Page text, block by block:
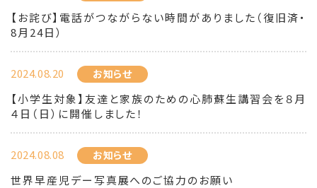
【お詫び】電話がつながらない時間がありました（復旧済・
8月24日）
2024.08.20 お知らせ
【小学生対象】友達と家族のための心肺蘇生講習会を８月
４日（日）に開催しました！
2024.08.08 お知らせ
世界早産児デー写真展へのご協力のお願い